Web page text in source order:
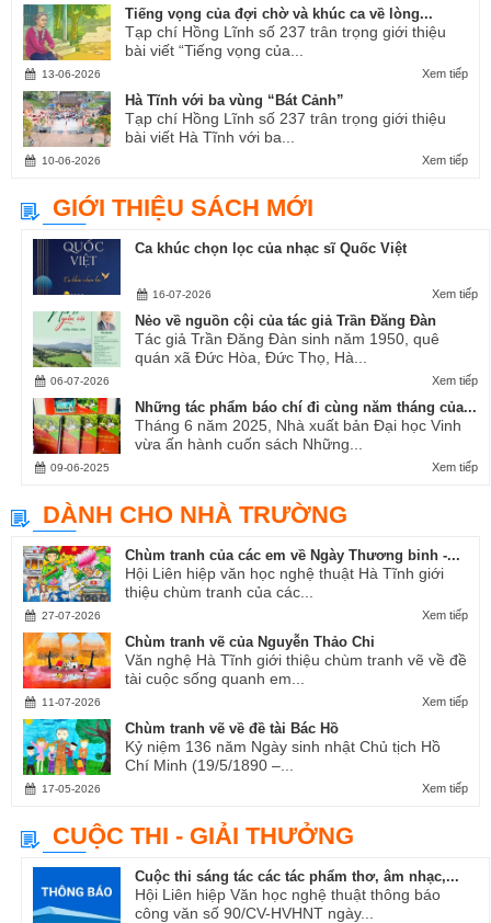
Tiếng vọng của đợi chờ và khúc ca về lòng...
Tạp chí Hồng Lĩnh số 237 trân trọng giới thiệu
bài viết “Tiếng vọng của...
Xem tiếp
13-06-2026
Hà Tĩnh với ba vùng “Bát Cảnh”
Tạp chí Hồng Lĩnh số 237 trân trọng giới thiệu
bài viết Hà Tĩnh với ba...
Xem tiếp
10-06-2026
GIỚI THIỆU SÁCH MỚI
Ca khúc chọn lọc của nhạc sĩ Quốc Việt
Xem tiếp
16-07-2026
Nẻo về nguồn cội của tác giả Trần Đăng Đàn
Tác giả Trần Đăng Đàn sinh năm 1950, quê
quán xã Đức Hòa, Đức Thọ, Hà...
Xem tiếp
06-07-2026
Những tác phẩm báo chí đi cùng năm tháng của...
Tháng 6 năm 2025, Nhà xuất bản Đại học Vinh
vừa ấn hành cuốn sách Những...
Xem tiếp
09-06-2025
DÀNH CHO NHÀ TRƯỜNG
Chùm tranh của các em về Ngày Thương binh -...
Hội Liên hiệp văn học nghệ thuật Hà Tĩnh giới
thiệu chùm tranh của các...
Xem tiếp
27-07-2026
Chùm tranh vẽ của Nguyễn Thảo Chi
Văn nghệ Hà Tĩnh giới thiệu chùm tranh vẽ về đề
tài cuộc sống quanh em...
Xem tiếp
11-07-2026
Chùm tranh vẽ về đề tài Bác Hồ
Kỷ niệm 136 năm Ngày sinh nhật Chủ tịch Hồ
Chí Minh (19/5/1890 –...
Xem tiếp
17-05-2026
CUỘC THI - GIẢI THƯỞNG
Cuộc thi sáng tác các tác phẩm thơ, âm nhạc,...
Hội Liên hiệp Văn học nghệ thuật thông báo
công văn số 90/CV-HVHNT ngày...